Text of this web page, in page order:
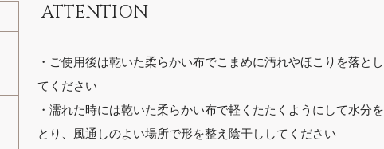
ATTENTION
・ご使用後は乾いた柔らかい布でこまめに汚れやほこりを落とし
てください
・濡れた時には乾いた柔らかい布で軽くたたくようにして水分を
とり、風通しのよい場所で形を整え陰干ししてください